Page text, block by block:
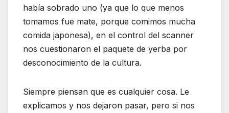
había sobrado uno (ya que lo que menos
tomamos fue mate, porque comimos mucha
comida japonesa), en el control del scanner
nos cuestionaron el paquete de yerba por
desconocimiento de la cultura.
Siempre piensan que es cualquier cosa. Le
explicamos y nos dejaron pasar, pero si nos